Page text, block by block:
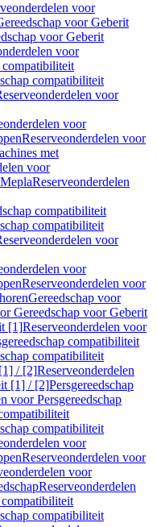
voor
voor Geberit
voor Geberit
voor
compatibiliteit
compatibiliteit
voor
voor
Reserveonderdelen voor
met
voor
Reserveonderdelen
compatibiliteit
compatibiliteit
voor
voor
Reserveonderdelen voor
Gereedschap voor
Gereedschap voor Geberit
[1]Reserveonderdelen voor
compatibiliteit
compatibiliteit
/ [2]Reserveonderdelen
[1] / [2]Persgereedschap
voor Persgereedschap
compatibiliteit
voor
Reserveonderdelen voor
voor
Reserveonderdelen
compatibiliteit
compatibiliteit